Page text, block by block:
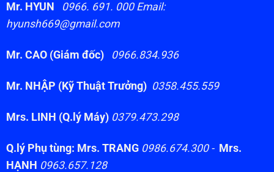
Mr. HYUN
0966. 691. 000 Email:
hyunsh669@gmail.com
Mr. CAO (Giám đốc) 0966.834.936
Mr. NHẬP (Kỹ Thuật Trưởng) 0358.455.559
Mrs. LINH (Q.lý Máy) 0379.473.298
Q.lý Phụ tùng: Mrs. TRANG 0986.674.300 - Mrs.
HẠNH 0963.657.128